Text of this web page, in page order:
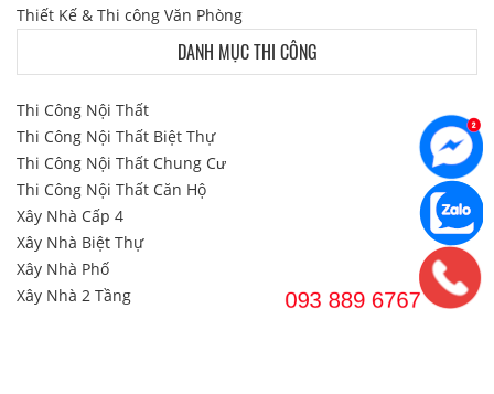
Thiết Kế & Thi công Văn Phòng
DANH MỤC THI CÔNG
Thi Công Nội Thất
Thi Công Nội Thất Biệt Thự
Thi Công Nội Thất Chung Cư
Thi Công Nội Thất Căn Hộ
Xây Nhà Cấp 4
Xây Nhà Biệt Thự
Xây Nhà Phố
Xây Nhà 2 Tầng